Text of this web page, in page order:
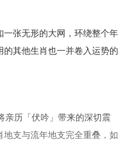
张无形的大网，环绕整个年
的其他生肖也一并卷入运势的
亲历「伏吟」带来的深切震
支与流年地支完全重叠，如